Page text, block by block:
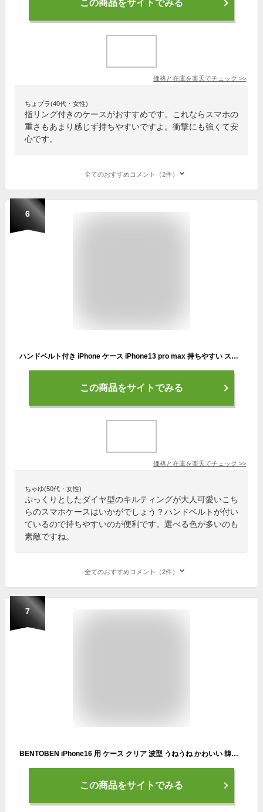
この商品をサイトでみる
価格と在庫を楽天でチェック >>
ちょプラ(40代・女性)
指リング付きのケースがおすすめです。これならスマホの
重さもあまり感じず持ちやすいですよ。衝撃にも強くて安
心です。
全てのおすすめコメント（2件）
6
ハンドベルト付き iPhone ケース iPhone13 pro max 持ちやすい スマホケース カラビナ 落下防止 スマホスタンド ソフトケース おしゃれ ケース 韓国 スマホカバー かわいい 大人 プレゼントに 持ちやすい ダイヤカット エレガント アイフォン 軽量 シンプル 映え【YUPT】
この商品をサイトでみる
価格と在庫を楽天でチェック >>
ちゃゆ(50代・女性)
ぷっくりとしたダイヤ型のキルティングが大人可愛いこち
らのスマホケースはいかがでしょう？ハンドベルトが付い
ているので持ちやすいのが便利です。選べる色が多いのも
素敵ですね。
全てのおすすめコメント（2件）
7
BENTOBEN iPhone16 用 ケース クリア 波型 うねうね かわいい 韓国 ソフト 超軽量 耐衝撃 指紋防止 ストラップホール付き 透明 おしゃれ ウェーブ カバー アイフォン16 スマホケース クリア
この商品をサイトでみる